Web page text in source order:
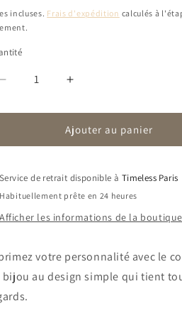
incluses. Frais d'expédition calculés à
Réduire
quantité
Collier
|
Basique
Augmenter
quantité
de
Collier
|
Basique
Ajouter au panier
Service de retrait disponible à Timeless Paris
Habituellement prête en 24 heures
Afficher les informations de la boutique
votre personnalité avec le
bijou au design simple qui tient